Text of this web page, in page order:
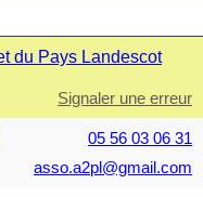
du Pays Landescot
Signaler une erreur
05 56 03 06 31
asso.a2pl@gmail.com